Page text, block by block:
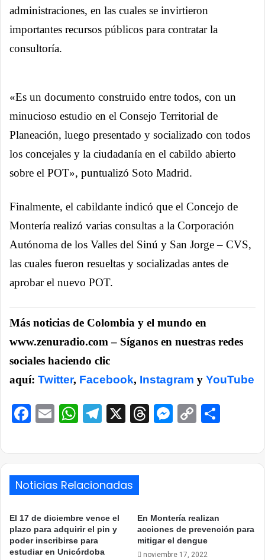
administraciones, en las cuales se invirtieron
importantes recursos públicos para contratar la
consultoría.
«Es un documento construido entre todos, con un
minucioso estudio en el Consejo Territorial de
Planeación, luego presentado y socializado con todos
los concejales y la ciudadanía en el cabildo abierto
sobre el POT», puntualizó Soto Madrid.
Finalmente, el cabildante indicó que el Concejo de
Montería realizó varias consultas a la Corporación
Autónoma de los Valles del Sinú y San Jorge – CVS,
las cuales fueron resueltas y socializadas antes de
aprobar el nuevo POT.
Más noticias de Colombia y el mundo en
www.zenuradio.com – Síganos en nuestras redes
sociales haciendo clic
aquí: Twitter, Facebook, Instagram y YouTube
Facebook
EmailWhatsApp
Telegram
X ThreadsCopy
Noticias Relacionadas
El 17 de diciembre vence el
plazo para adquirir el pin y
poder inscribirse para
estudiar en Unicórdoba
En Montería realizan
acciones de prevención para
mitigar el dengue
noviembre 17, 2022